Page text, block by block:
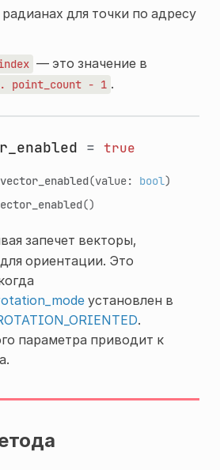
для точки по адресу
— это значение в
point_count - 1 .
= true
(value: bool)
()
запечет векторы,
ориентации. Это
установлен в
.
параметра приводит к